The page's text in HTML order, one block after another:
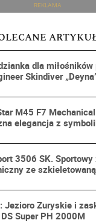
REKLAMA
dla
Skindiver
M45 F7
elegancja z
3506 SK.
ze
Jezioro Zuryskie i
Super PH 2000M